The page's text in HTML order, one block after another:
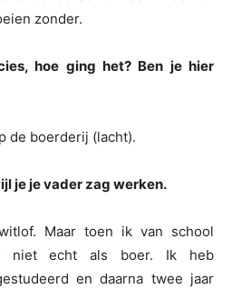
zonder.
hoe ging het? Ben je hier
de boerderij (lacht).
je je vader zag werken.
Maar toen ik van school
niet echt als boer. Ik heb
en daarna twee jaar